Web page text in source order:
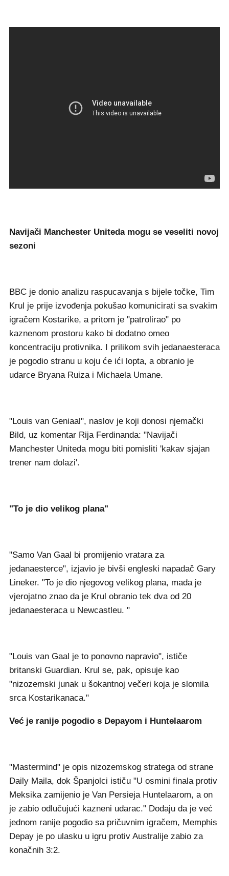
Navijači Manchester Uniteda mogu se veseliti novoj
sezoni
BBC je donio analizu raspucavanja s bijele točke, Tim
Krul je prije izvođenja pokušao komunicirati sa svakim
igračem Kostarike, a pritom je "patrolirao" po
kaznenom prostoru kako bi dodatno omeo
koncentraciju protivnika. I prilikom svih jedanaesteraca
je pogodio stranu u koju će ići lopta, a obranio je
udarce Bryana Ruiza i Michaela Umane.
"Louis van Geniaal", naslov je koji donosi njemački
Bild, uz komentar Rija Ferdinanda: "Navijači
Manchester Uniteda mogu biti pomisliti 'kakav sjajan
trener nam dolazi'.
"To je dio velikog plana"
"Samo Van Gaal bi promijenio vratara za
jedanaesterce", izjavio je bivši engleski napadač Gary
Lineker. "To je dio njegovog velikog plana, mada je
vjerojatno znao da je Krul obranio tek dva od 20
jedanaesteraca u Newcastleu. "
"Louis van Gaal je to ponovno napravio", ističe
britanski Guardian. Krul se, pak, opisuje kao
"nizozemski junak u šokantnoj večeri koja je slomila
srca Kostarikanaca."
Već je ranije pogodio s Depayom i Huntelaarom
"Mastermind" je opis nizozemskog stratega od strane
Daily Maila, dok Španjolci ističu "U osmini finala protiv
Meksika zamijenio je Van Persieja Huntelaarom, a on
je zabio odlučujući kazneni udarac." Dodaju da je već
jednom ranije pogodio sa pričuvnim igračem, Memphis
Depay je po ulasku u igru protiv Australije zabio za
konačnih 3:2.